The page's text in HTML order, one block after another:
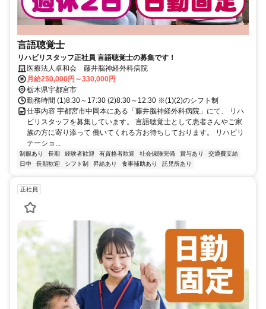
言語聴覚士
リハビリスタッフ正社員 言語聴覚士の募集です！
医療法人卓和会 藤井脳神経外科病院
月給250,000円～330,000円
栃木県宇都宮市
勤務時間 (1)8:30～17:30 (2)8:30～12:30 ※(1)(2)のシフト制
仕事内容 宇都宮市中岡本にある「藤井脳神経外科病院」にて、 リハ
ビリスタッフを募集しています。 言語聴覚士として患者さんやご家
族の方に寄り添って 働いてくれる方お待ちしております。 リハビリ
テーショ...
制服あり 長期 経験者歓迎 有資格者歓迎 社会保険完備 賞与あり
交通費支給
日中
長期歓迎 シフト制 昇給あり 食事補助あり 託児所あり
正社員